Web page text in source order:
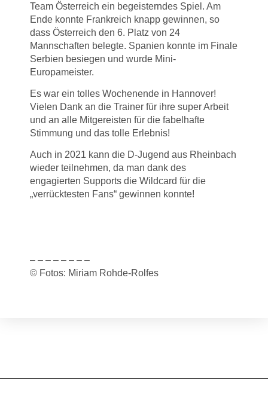
Team Österreich ein begeisterndes Spiel. Am
Ende konnte Frankreich knapp gewinnen, so
dass Österreich den 6. Platz von 24
Mannschaften belegte. Spanien konnte im Finale
Serbien besiegen und wurde Mini-
Europameister.
Es war ein tolles Wochenende in Hannover!
Vielen Dank an die Trainer für ihre super Arbeit
und an alle Mitgereisten für die fabelhafte
Stimmung und das tolle Erlebnis!
Auch in 2021 kann die D-Jugend aus Rheinbach
wieder teilnehmen, da man dank des
engagierten Supports die Wildcard für die
„verrücktesten Fans“ gewinnen konnte!
– – – – – – – –
© Fotos: Miriam Rohde-Rolfes